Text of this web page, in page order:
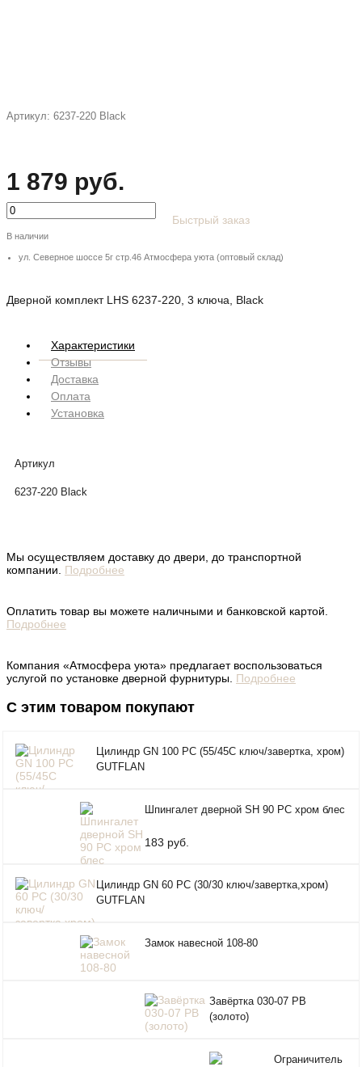
Артикул: 6237-220 Black
1 879 руб.
Быстрый заказ
В наличии
ул. Северное шоссе 5г стр.46 Атмосфера уюта (оптовый склад)
Дверной комплект LHS 6237-220, 3 ключа, Black
Характеристики
Отзывы
Доставка
Оплата
Установка
Артикул
6237-220 Black
Мы осуществляем доставку до двери, до транспортной
компании. Подробнее
Оплатить товар вы можете наличными и банковской картой.
Подробнее
Компания «Атмосфера уюта» предлагает воспользоваться
услугой по установке дверной фурнитуры. Подробнее
С этим товаром покупают
Цилиндр GN 100 PC (55/45С ключ/завертка, хром)
GUTFLAN
Шпингалет дверной SH 90 РС хром блес
183 руб.
Цилиндр GN 60 PC (30/30 ключ/завертка,хром)
GUTFLAN
Замок навесной 108-80
Завёртка 030-07 PB
(золото)
Ограничитель